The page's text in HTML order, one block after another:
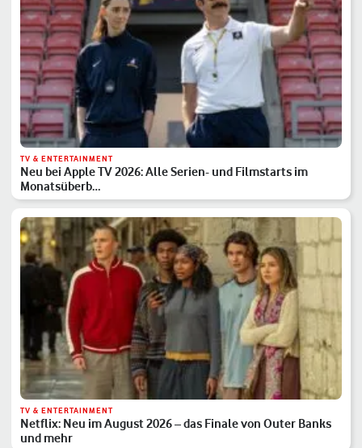
TV & ENTERTAINMENT
Neu bei Apple TV 2026: Alle Serien- und Filmstarts im
Monatsüberb…
TV & ENTERTAINMENT
Netflix: Neu im August 2026 – das Finale von Outer Banks
und mehr